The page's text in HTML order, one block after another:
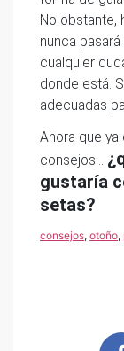
No obstante,
nunca
cualquier
donde está.
adecuadas
Ahora que
consejos…
gustaría
setas?
consejos, otoño,